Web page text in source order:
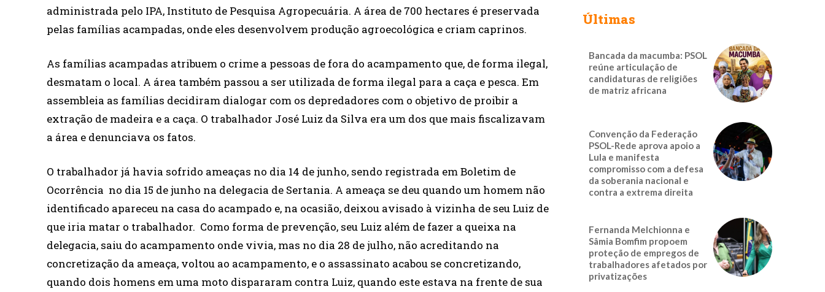
administrada pelo IPA, Instituto de Pesquisa Agropecuária. A área de 700 hectares é preservada
pelas famílias acampadas, onde eles desenvolvem produção agroecológica e criam caprinos.
As famílias acampadas atribuem o crime a pessoas de fora do acampamento que, de forma ilegal,
desmatam o local. A área também passou a ser utilizada de forma ilegal para a caça e pesca. Em
assembleia as famílias decidiram dialogar com os depredadores com o objetivo de proibir a
extração de madeira e a caça. O trabalhador José Luiz da Silva era um dos que mais fiscalizavam
a área e denunciava os fatos.
O trabalhador já havia sofrido ameaças no dia 14 de junho, sendo registrada em Boletim de
Ocorrência no dia 15 de junho na delegacia de Sertania. A ameaça se deu quando um homem não
identificado apareceu na casa do acampado e, na ocasião, deixou avisado à vizinha de seu Luiz de
que iria matar o trabalhador. Como forma de prevenção, seu Luiz além de fazer a queixa na
delegacia, saiu do acampamento onde vivia, mas no dia 28 de julho, não acreditando na
concretização da ameaça, voltou ao acampamento, e o assassinato acabou se concretizando,
quando dois homens em uma moto dispararam contra Luiz, quando este estava na frente de sua
Últimas
Bancada da macumba: PSOL
reúne articulação de
candidaturas de religiões
de matriz africana
Convenção da Federação
PSOL-Rede aprova apoio a
Lula e manifesta
compromisso com a defesa
da soberania nacional e
contra a extrema direita
Fernanda Melchionna e
Sâmia Bomfim propoem
proteção de empregos de
trabalhadores afetados por
privatizações